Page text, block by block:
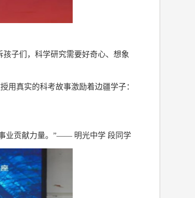
子们，科学研究需要好奇心、想象
用真实的科考故事激励着边疆学子：
业贡献力量。”—— 明光中学 段同学